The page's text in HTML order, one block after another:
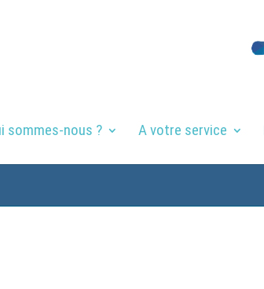
sommes-nous ? A votre service